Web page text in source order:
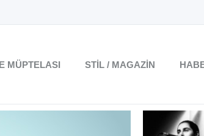
MÜPTELASI STIL / MAGAZIN